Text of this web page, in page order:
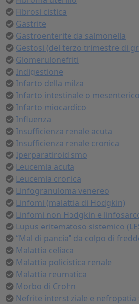
Fibrosi cistica
Gastrite
Gastroenterite da salmonella
Gestosi (del terzo trimestre di
Glomerulonefriti
Indigestione
Infarto della milza
Infarto intestinale o mesenterico
Infarto miocardico
Influenza
Insufficienza renale acuta
Insufficienza renale cronica
Iperparatiroidismo
Leucemia acuta
Leucemia cronica
Linfogranuloma venereo
Linfomi (malattia di Hodgkin)
Linfomi non Hodgkin e
Lupus eritematoso sistemico
“Mal di pancia” da colpo di
Malattia celiaca
Malattia policistica renale
Malattia reumatica
Morbo di Crohn
Nefrite interstiziale e